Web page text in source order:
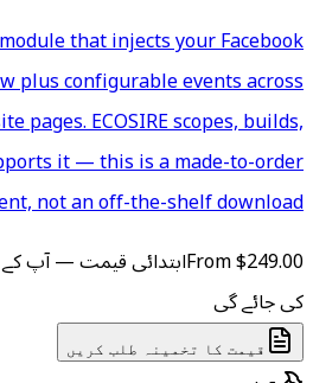
A build-to-order Odoo
Pixel and fires PageView plus
your Odoo website
installs, and supports
engagement,
آپ کے دائرۂ کار کے مطابق مقرر